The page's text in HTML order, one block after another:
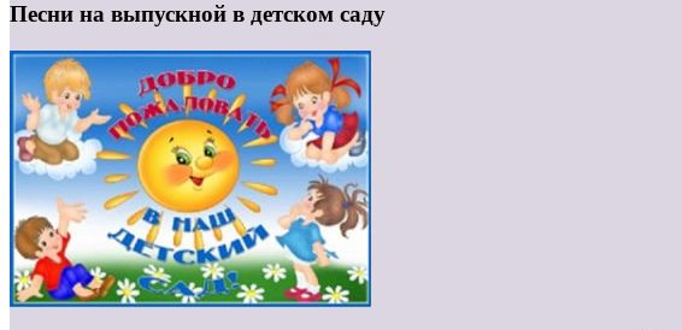
Песни на выпускной в детском саду